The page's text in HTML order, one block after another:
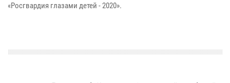
«Росгвардия глазами детей - 2020».